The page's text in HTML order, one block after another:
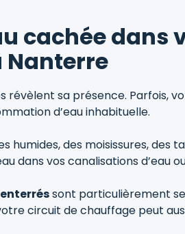
cachée dans
Nanterre
sa présence. Parfois,
d’eau inhabituelle.
des moisissures, des
dans vos canalisations d’eau
sont particulièrement
circuit de chauffage peut